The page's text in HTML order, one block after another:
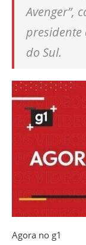
Avenger”,
presidente
do Sul.
Agora no g1